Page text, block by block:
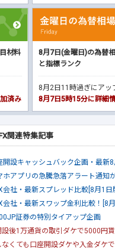
材料
済み
8月7日(金曜日)の為替
と指標ランク
8月2日11時過ぎにアッ
8月7日5時15分に詳細
関連特集記事
開設キャッシュバック企画・最新8
ホアプリの急騰急落アラート通知
会社・最新スプレッド比較[8月1日
会社・最新スワップ金利比較！[8
証券の特別タイアップ企画
設後1万通貨の取引ダケで5000円
なくても口座開設ダケや入金ダケ